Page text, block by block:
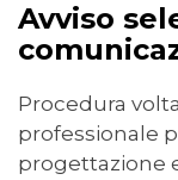
Avviso
Procedura
professionale
progettazione